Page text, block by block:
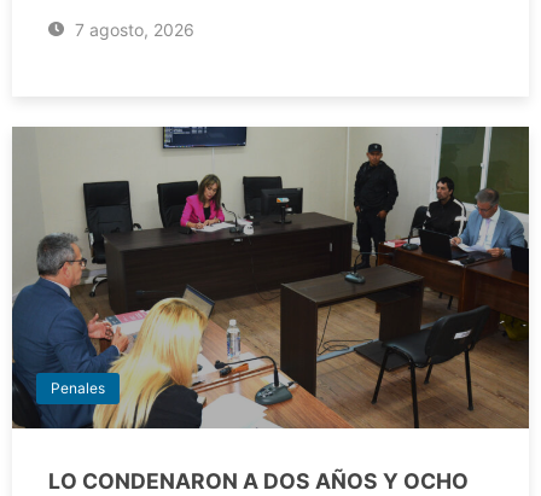
7 agosto, 2026
Penales
LO CONDENARON A DOS AÑOS Y OCHO